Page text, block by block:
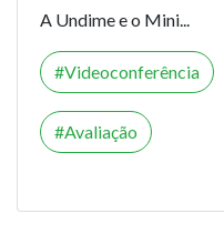
A Undime e o Mini...
Videoconferência
Avaliação